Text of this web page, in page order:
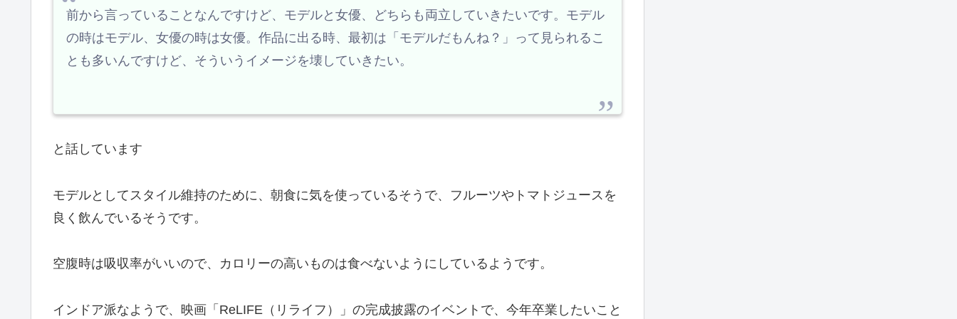
前から言っていることなんですけど、モデルと女優、どちらも両立していきたいです。モデル
の時はモデル、女優の時は女優。作品に出る時、最初は「モデルだもんね？」って見られるこ
とも多いんですけど、そういうイメージを壊していきたい。
と話しています
モデルとしてスタイル維持のために、朝食に気を使っているそうで、フルーツやトマトジュースを
良く飲んでいるそうです。
空腹時は吸収率がいいので、カロリーの高いものは食べないようにしているようです。
インドア派なようで、映画「ReLIFE（リライフ）」の完成披露のイベントで、今年卒業したいこと